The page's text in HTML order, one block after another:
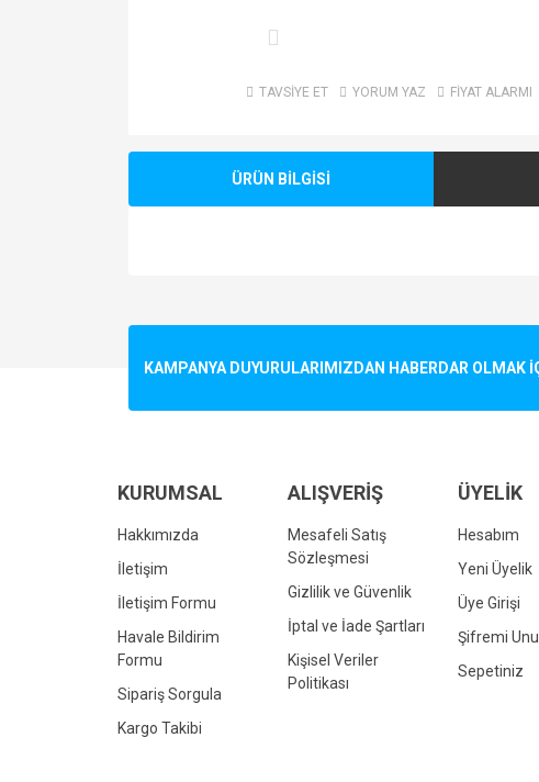
TAVSİYE ET YORUM YAZ FİYAT ALARMI
ÜRÜN BİLGİSİ
Ürün resmi kalitesiz, bozuk veya görüntülenemiyor.
Bu ürüne benzer farklı alternatifler olmalı.
KAMPANYA DUYURULARIMIZDAN HABERDAR OLMAK
KURUMSAL
Hakkımızda
İletişim
İletişim Formu
Havale Bildirim
Formu
Sipariş Sorgula
Kargo Takibi
ALIŞVERİŞ
Mesafeli Satış
Sözleşmesi
Gizlilik ve Güvenlik
İptal ve İade Şartları
Kişisel Veriler
Politikası
ÜYELİK
Hesabım
Yeni Üyelik
Üye Girişi
Şifremi
Sepetiniz